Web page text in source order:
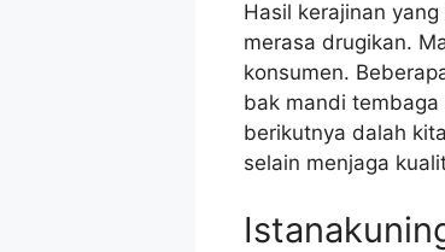
Hasil kerajinan
merasa drugikan.
konsumen.
bak mandi tembaga
berikutnya dalah
selain menjaga